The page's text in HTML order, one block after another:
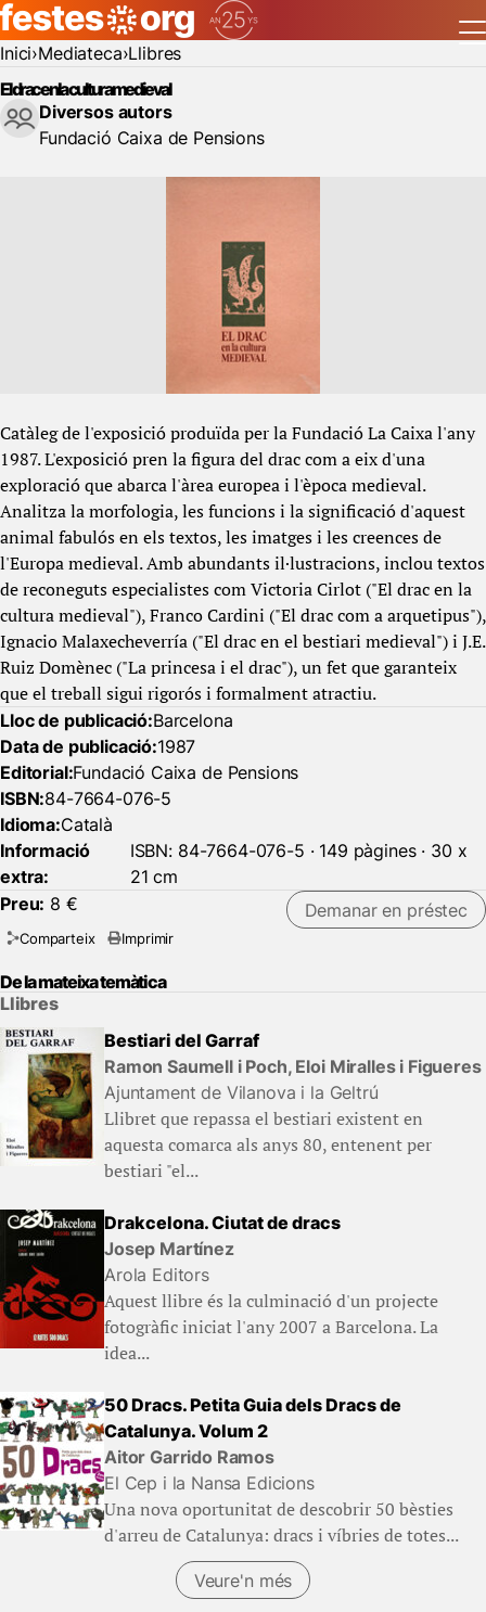
Inici Mediateca Llibres
El drac en la cultura medieval
Diversos autors
Fundació Caixa de Pensions
Catàleg de l'exposició produïda per la Fundació La Caixa l'any
1987. L'exposició pren la figura del drac com a eix d'una
exploració que abarca l'àrea europea i l'època medieval.
Analitza la morfologia, les funcions i la significació d'aquest
animal fabulós en els textos, les imatges i les creences de
l'Europa medieval. Amb abundants il·lustracions, inclou textos
de reconeguts especialistes com Victoria Cirlot ("El drac en la
cultura medieval"), Franco Cardini ("El drac com a arquetipus"),
Ignacio Malaxecheverría ("El drac en el bestiari medieval") i J.E.
Ruiz Domènec ("La princesa i el drac"), un fet que garanteix
que el treball sigui rigorós i formalment atractiu.
Lloc de publicació:Barcelona
Data de publicació:1987
Editorial:Fundació Caixa de Pensions
ISBN:84-7664-076-5
Idioma:Català
Informació
extra:
ISBN: 84-7664-076-5 · 149 pàgines · 30 x
21 cm
Preu: 8 € Demanar en préstec
Comparteix Imprimir
De la mateixa temàtica
Llibres
Bestiari del Garraf
Ramon Saumell i Poch, Eloi Miralles i Figueres
Ajuntament de Vilanova i la Geltrú
Llibret que repassa el bestiari existent en
aquesta comarca als anys 80, entenent per
bestiari "el...
Drakcelona. Ciutat de dracs
Josep Martínez
Arola Editors
Aquest llibre és la culminació d'un projecte
fotogràfic iniciat l'any 2007 a Barcelona. La
idea...
50 Dracs. Petita Guia dels Dracs de
Catalunya. Volum 2
Aitor Garrido Ramos
El Cep i la Nansa Edicions
Una nova oportunitat de descobrir 50 bèsties
d'arreu de Catalunya: dracs i víbries de totes...
Veure'n més